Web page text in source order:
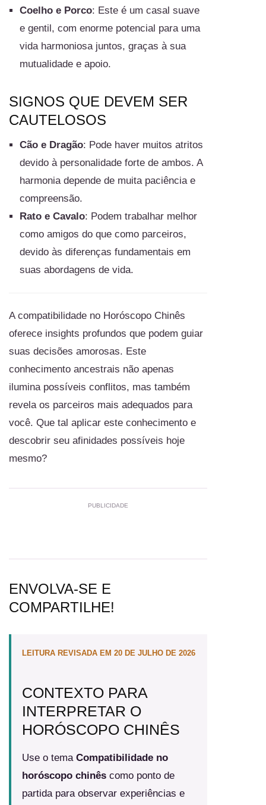
Coelho e Porco: Este é um casal suave
e gentil, com enorme potencial para uma
vida harmoniosa juntos, graças à sua
mutualidade e apoio.
SIGNOS QUE DEVEM SER
CAUTELOSOS
Cão e Dragão: Pode haver muitos atritos
devido à personalidade forte de ambos. A
harmonia depende de muita paciência e
compreensão.
Rato e Cavalo: Podem trabalhar melhor
como amigos do que como parceiros,
devido às diferenças fundamentais em
suas abordagens de vida.
A compatibilidade no Horóscopo Chinês
oferece insights profundos que podem guiar
suas decisões amorosas. Este
conhecimento ancestrais não apenas
ilumina possíveis conflitos, mas também
revela os parceiros mais adequados para
você. Que tal aplicar este conhecimento e
descobrir seu afinidades possíveis hoje
mesmo?
PUBLICIDADE
ENVOLVA-SE E
COMPARTILHE!
LEITURA REVISADA EM 20 DE JULHO DE 2026
CONTEXTO PARA
INTERPRETAR O
HORÓSCOPO CHINÊS
Use o tema Compatibilidade no
horóscopo chinês como ponto de
partida para observar experiências e